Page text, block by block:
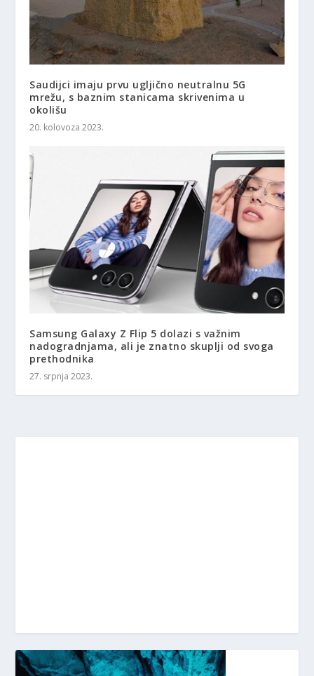
Saudijci imaju prvu ugljično neutralnu 5G
mrežu, s baznim stanicama skrivenima u
okolišu
20. kolovoza 2023.
Samsung Galaxy Z Flip 5 dolazi s važnim
nadogradnjama, ali je znatno skuplji od svoga
prethodnika
27. srpnja 2023.